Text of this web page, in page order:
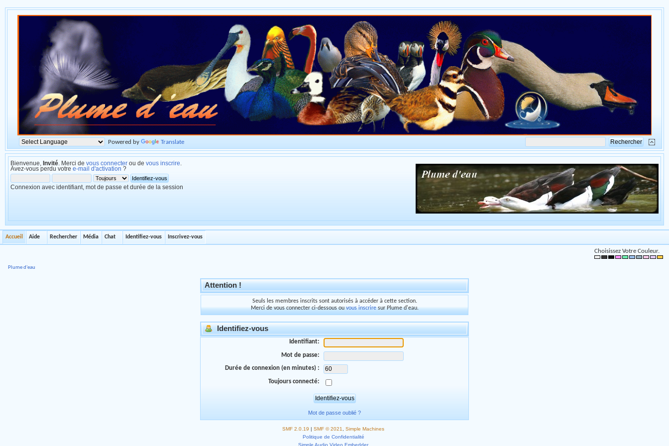
Powered by Translate
Bienvenue, Invité . Merci de vous connecter ou de vous inscrire
Avez-vous perdu votre e-mail d'activation ?
Connexion avec identifiant, mot de passe et durée de la session
Accueil Aide Rechercher Média Chat Identifiez-vous Inscrivez-vous
Choisissez Votre Couleur.
Plume d'eau
Attention !
Seuls les membres inscrits sont autorisés à accéder à cette section.
Merci de vous connecter ci-dessous ouvous inscriresur Plume d'eau.
Identifiez-vous
Identifiant:
Mot de passe:
Durée de connexion (en minutes) :
Toujours connecté:
Mot de passe oublié ?
SMF 2.0.19 | SMF © 2021
Simple Machines
Politique de Confidentialité
Simple Audio Video Embedder